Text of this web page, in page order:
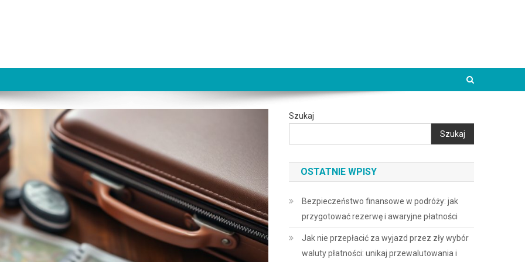
Szukaj
Szukaj
OSTATNIE WPISY
Bezpieczeństwo finansowe w podróży: jak
przygotować rezerwę i awaryjne płatności
Jak nie przepłacić za wyjazd przez zły wybór
waluty płatności: unikaj przewalutowania i